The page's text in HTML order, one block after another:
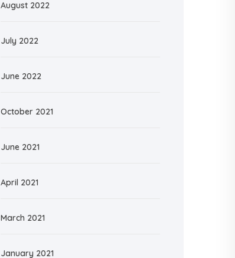
August 2022
July 2022
June 2022
October 2021
June 2021
April 2021
March 2021
January 2021